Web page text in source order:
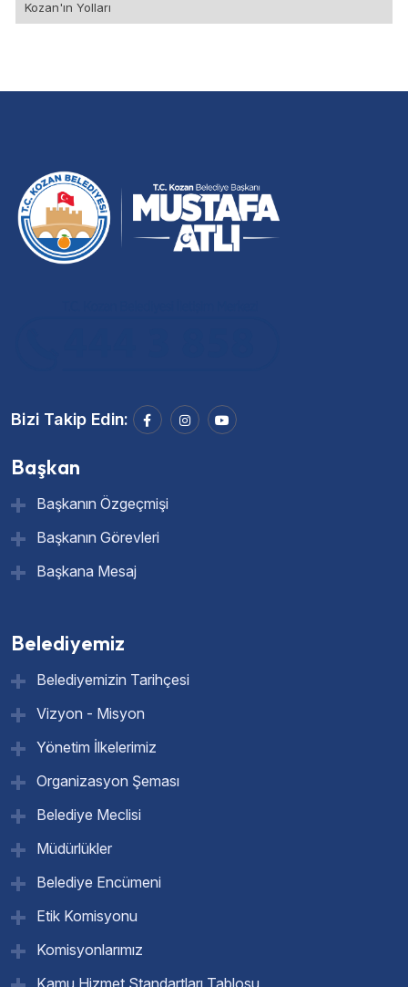
Kozan'ın Yolları
Bizi Takip Edin:
Başkan
Başkanın Özgeçmişi
Başkanın Görevleri
Başkana Mesaj
Belediyemiz
Belediyemizin Tarihçesi
Vizyon - Misyon
Yönetim İlkelerimiz
Organizasyon Şeması
Belediye Meclisi
Müdürlükler
Belediye Encümeni
Etik Komisyonu
Komisyonlarımız